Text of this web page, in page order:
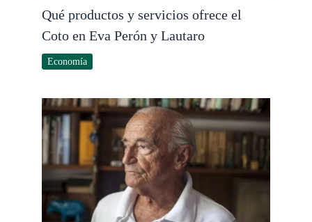
Qué productos y servicios ofrece el
Coto en Eva Perón y Lautaro
Economía